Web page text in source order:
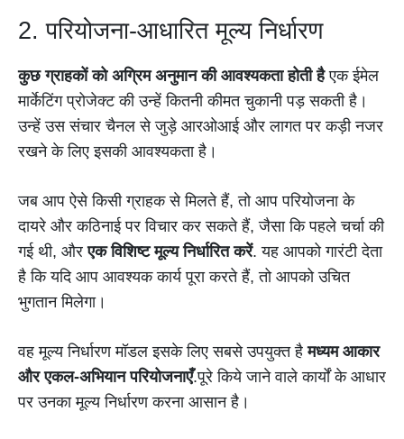
2. परियोजना-आधारित मूल्य निर्धारण
कुछ ग्राहकों को अग्रिम अनुमान की आवश्यकता होती हैएक ईमेल
मार्केटिंग प्रोजेक्ट की उन्हें कितनी कीमत चुकानी पड़ सकती है।
उन्हें उस संचार चैनल से जुड़े आरओआई और लागत पर कड़ी नजर
रखने के लिए इसकी आवश्यकता है।
जब आप ऐसे किसी ग्राहक से मिलते हैं, तो आप परियोजना के
दायरे और कठिनाई पर विचार कर सकते हैं, जैसा कि पहले चर्चा की
गई थी, औरएक विशिष्ट मूल्य निर्धारित करें. यह आपको गारंटी देता
है कि यदि आप आवश्यक कार्य पूरा करते हैं, तो आपको उचित
भुगतान मिलेगा।
वह मूल्य निर्धारण मॉडल इसके लिए सबसे उपयुक्त हैमध्यम आकार
और एकल-अभियान परियोजनाएँ.पूरे किये जाने वाले कार्यों के आधार
पर उनका मूल्य निर्धारण करना आसान है।